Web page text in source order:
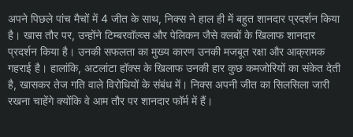
अपने पिछले पांच मैचों में 4 जीत के साथ, निक्स ने हाल ही में बहुत शानदार प्रदर्शन किया
है। खास तौर पर, उन्होंने टिम्बरवॉल्व्स और पेलिकन जैसे क्लबों के खिलाफ शानदार
प्रदर्शन किया है। उनकी सफलता का मुख्य कारण उनकी मजबूत रक्षा और आक्रामक
गहराई है। हालांकि, अटलांटा हॉक्स के खिलाफ उनकी हार कुछ कमजोरियों का संकेत देती
है, खासकर तेज गति वाले विरोधियों के संबंध में। निक्स अपनी जीत का सिलसिला जारी
रखना चाहेंगे क्योंकि वे आम तौर पर शानदार फॉर्म में हैं।